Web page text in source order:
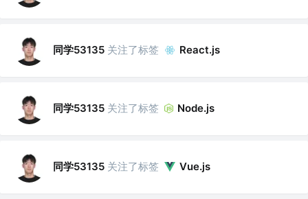
同学53135 关注了标签 React.js
同学53135 关注了标签 Node.js
同学53135 关注了标签 Vue.js